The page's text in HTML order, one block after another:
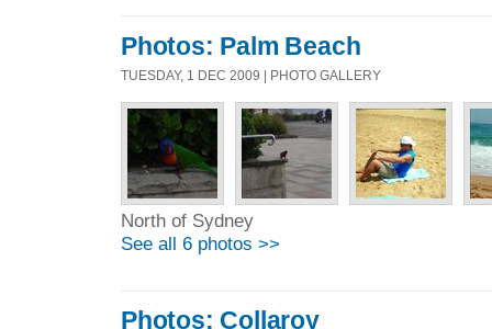
Photos: Palm Beach
TUESDAY, 1 DEC 2009 | PHOTO GALLERY
North of Sydney
See all 6 photos >>
Photos: Collaroy